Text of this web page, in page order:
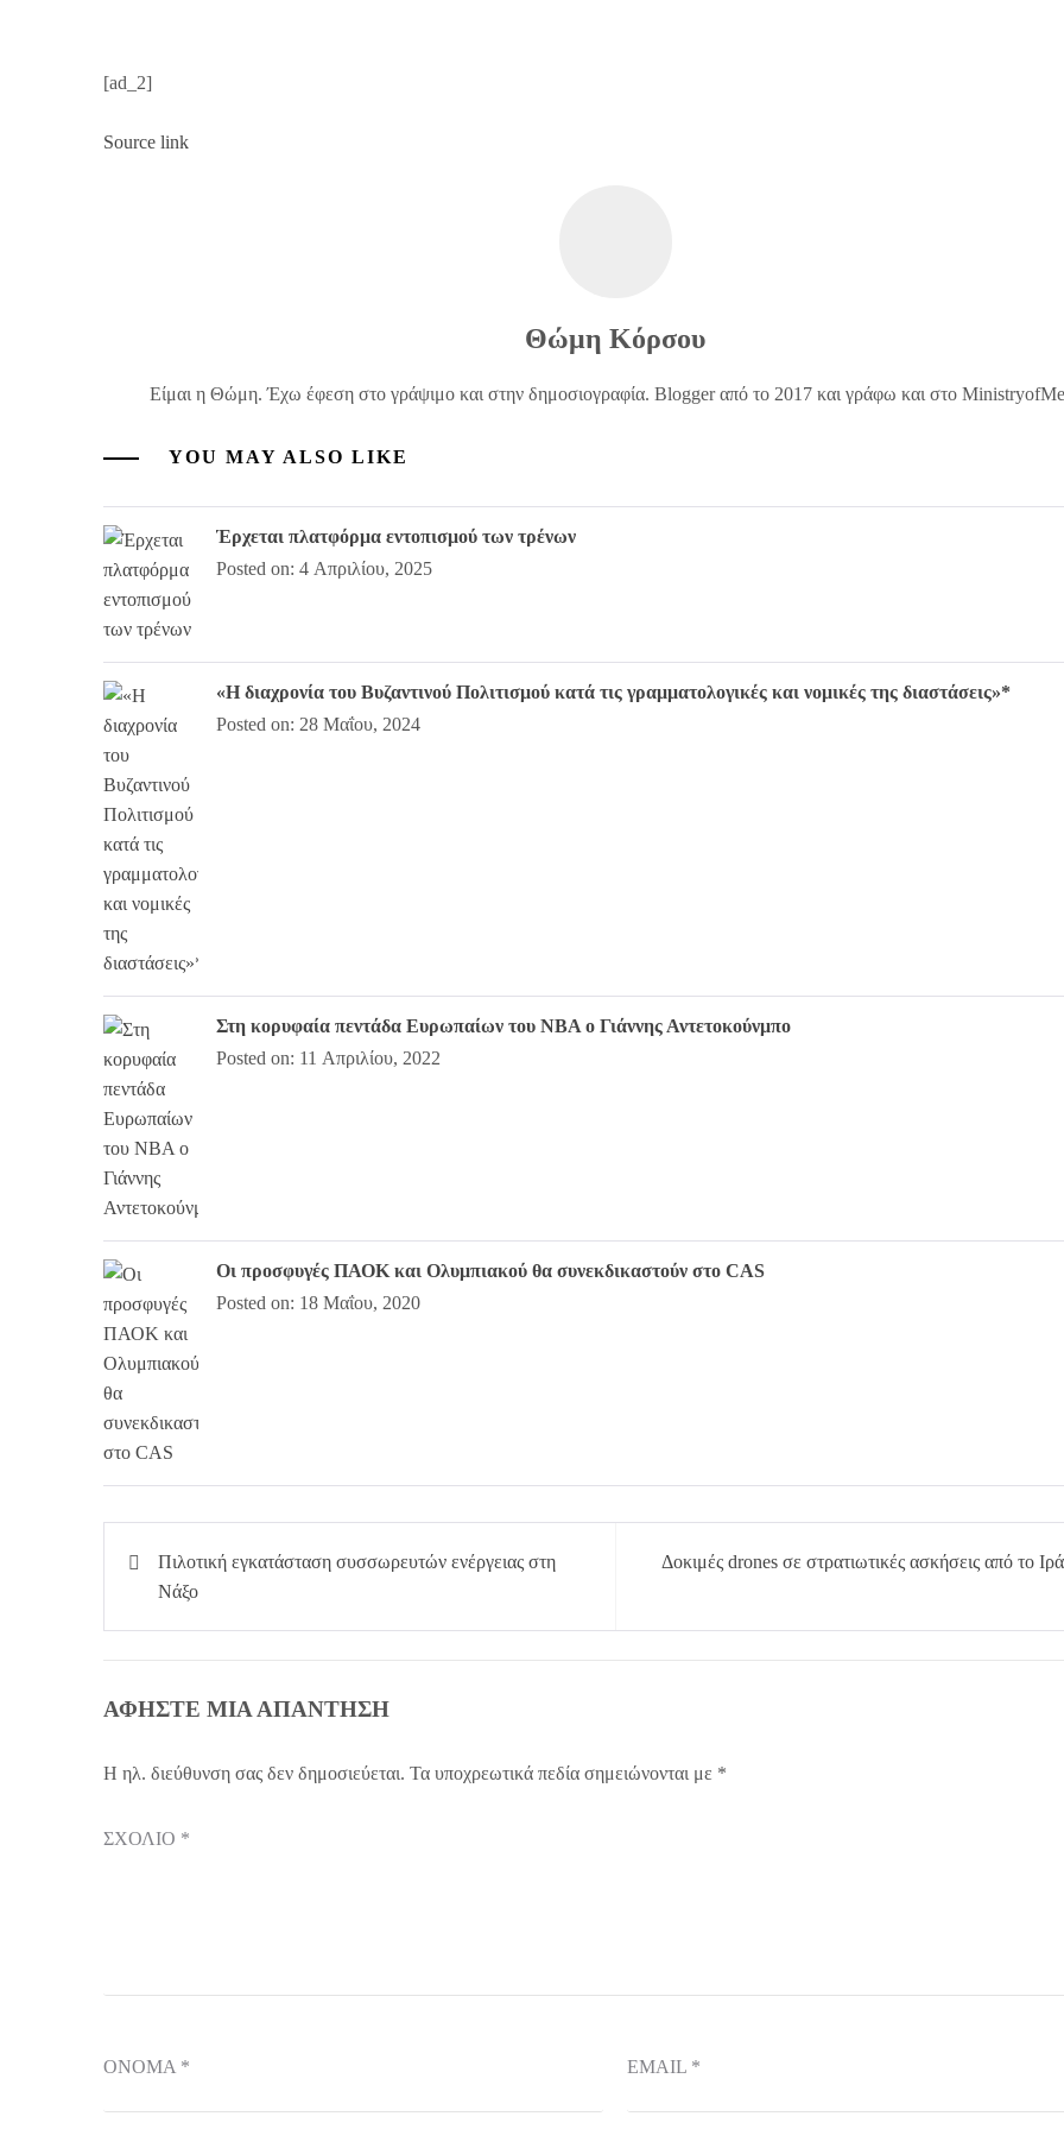
[ad_2]
Source link
Θώμη Κόρσου
Είμαι η Θώμη. Έχω έφεση στο γράψιμο και στην δημοσιογραφία. Blogger από το 2017 και γράφω και στο
YOU MAY ALSO LIKE
Έρχεται πλατφόρμα εντοπισμού των τρένων
Posted on: 4 Απριλίου, 2025
«Η διαχρονία του Βυζαντινού Πολιτισμού κατά τις γραμματολογικές και νομικές της διαστάσεις»*
Posted on: 28 Μαΐου, 2024
Στη κορυφαία πεντάδα Ευρωπαίων του NBA ο Γιάννης Αντετοκούνμπο
Posted on: 11 Απριλίου, 2022
Οι προσφυγές ΠΑΟΚ και Ολυμπιακού θα συνεκδικαστούν στο CAS
Posted on: 18 Μαΐου, 2020
Πλοήγηση
άρθρων
Πιλοτική εγκατάσταση συσσωρευτών ενέργειας στη
Νάξο
Δοκιμές drones σε στρατιωτικές ασκήσεις από το
ΑΦΉΣΤΕ ΜΙΑ ΑΠΆΝΤΗΣΗ
Η ηλ. διεύθυνση σας δεν δημοσιεύεται. Τα υποχρεωτικά πεδία σημειώνονται με *
ΣΧΌΛΙΟ *
ΌΝΟΜΑ * EMAIL *